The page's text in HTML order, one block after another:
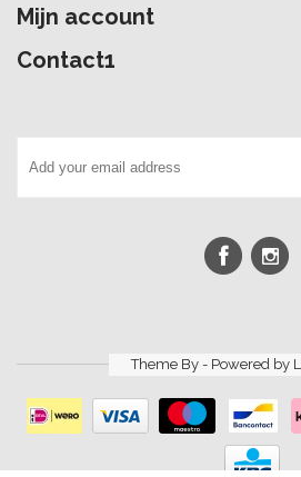
Mijn account
Contact1
Theme By - Powered by